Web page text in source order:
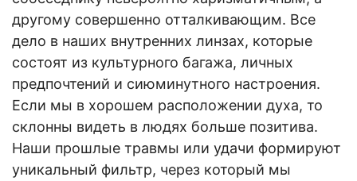
другому совершенно отталкивающим. Все
дело в наших внутренних линзах, которые
состоят из культурного багажа, личных
предпочтений и сиюминутного настроения.
Если мы в хорошем расположении духа, то
склонны видеть в людях больше позитива.
Наши прошлые травмы или удачи формируют
уникальный фильтр, через который мы